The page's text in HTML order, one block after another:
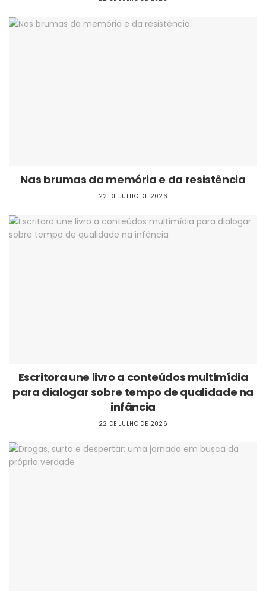
Nas brumas da memória e da resistência
22 DE JULHO DE 2026
Escritora une livro a conteúdos multimídia
para dialogar sobre tempo de qualidade na
infância
22 DE JULHO DE 2026